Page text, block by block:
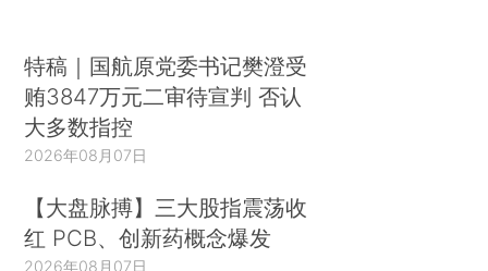
特稿｜国航原党委书记樊澄受
贿3847万元二审待宣判 否认
大多数指控
2026年08月07日
【大盘脉搏】三大股指震荡收
红 PCB、创新药概念爆发
2026年08月07日